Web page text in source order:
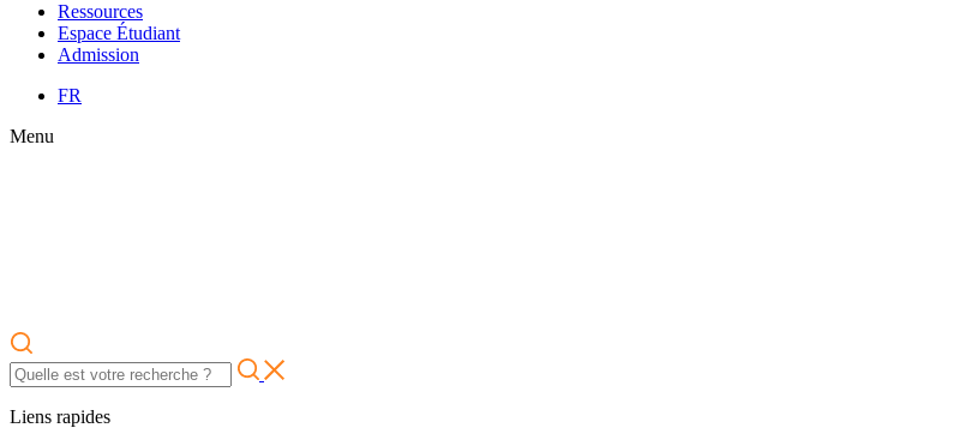
Ressources
Espace Étudiant
Admission
FR
Menu
Liens rapides